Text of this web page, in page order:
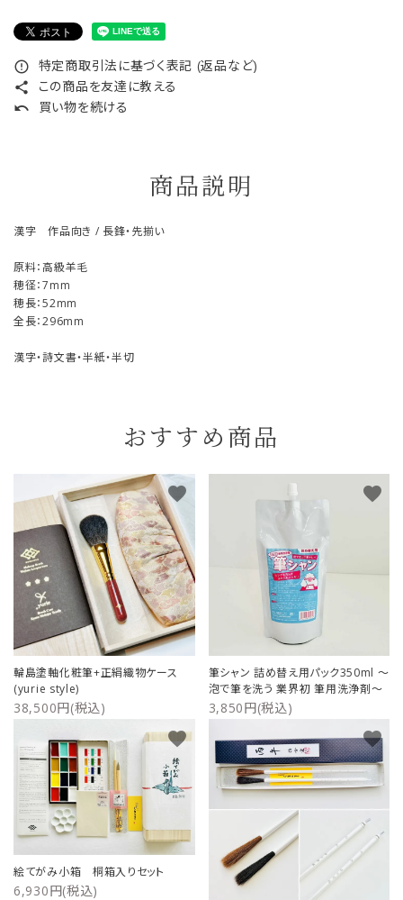
error_outline 特定商取引法に基づく表記 (返品など)
share この商品を友達に教える
undo 買い物を続ける
商品説明
漢字 作品向き / 長鋒・先揃い
原料：高級羊毛
穂径：7mm
穂長：52mm
全長：296mm
漢字・詩文書・半紙・半切
おすすめ商品
輪島塗軸化粧筆+正絹織物ケース
(yurie style)
38,500円(税込)
favorite
筆シャン 詰め替え用パック350ml ～
泡で筆を洗う 業界初 筆用洗浄剤～
3,850円(税込)
favorite
絵てがみ小箱 桐箱入りセット
6,930円(税込)
favorite favorite